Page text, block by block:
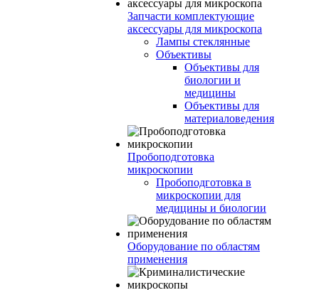
Запчасти комплектующие
аксессуары для микроскопа
Лампы стеклянные
Объективы
Объективы для
биологии и
медицины
Объективы для
материаловедения
Пробоподготовка
микроскопии
Пробоподготовка в
микроскопии для
медицины и биологии
Оборудование по областям
применения